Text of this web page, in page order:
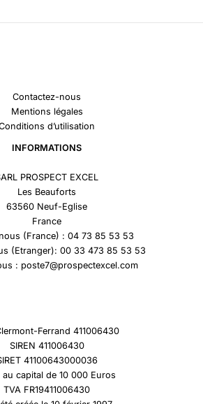
Contactez-nous
Mentions légales
d’utilisation
INFORMATIONS
PROSPECT EXCEL
Les Beauforts
63560 Neuf-Eglise
France
(France) : 04 73 85 53 53
(Etranger): 00 33 473 85 53 53
: poste7@prospectexcel.com
Ferrand 411006430
SIREN 411006430
41100643000036
au capital de 10 000 Euros
TVA FR19411006430